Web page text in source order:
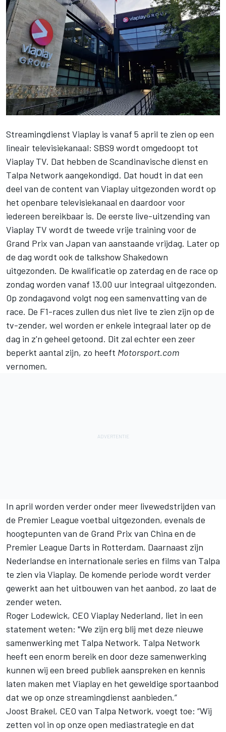
Streamingdienst Viaplay is vanaf 5 april te zien op een
lineair televisiekanaal: SBS9 wordt omgedoopt tot
Viaplay TV. Dat hebben de Scandinavische dienst en
Talpa Network aangekondigd. Dat houdt in dat een
deel van de content van Viaplay uitgezonden wordt op
het openbare televisiekanaal en daardoor voor
iedereen bereikbaar is. De eerste live-uitzending van
Viaplay TV wordt de tweede vrije training voor de
Grand Prix van Japan van aanstaande vrijdag. Later op
de dag wordt ook de talkshow Shakedown
uitgezonden. De kwalificatie op zaterdag en de race op
zondag worden vanaf 13.00 uur integraal uitgezonden.
Op zondagavond volgt nog een samenvatting van de
race. De F1-races zullen dus niet live te zien zijn op de
tv-zender, wel worden er enkele integraal later op de
dag in z'n geheel getoond. Dit zal echter een zeer
beperkt aantal zijn, zo heeft Motorsport.com
vernomen.
In april worden verder onder meer livewedstrijden van
de Premier League voetbal uitgezonden, evenals de
hoogtepunten van de Grand Prix van China en de
Premier League Darts in Rotterdam. Daarnaast zijn
Nederlandse en internationale series en films van Talpa
te zien via Viaplay. De komende periode wordt verder
gewerkt aan het uitbouwen van het aanbod, zo laat de
zender weten.
Roger Lodewick, CEO Viaplay Nederland, liet in een
statement weten: "We zijn erg blij met deze nieuwe
samenwerking met Talpa Network. Talpa Network
heeft een enorm bereik en door deze samenwerking
kunnen wij een breed publiek aanspreken en kennis
laten maken met Viaplay en het geweldige sportaanbod
dat we op onze streamingdienst aanbieden.”
Joost Brakel, CEO van Talpa Network, voegt toe: “Wij
zetten vol in op onze open mediastrategie en dat